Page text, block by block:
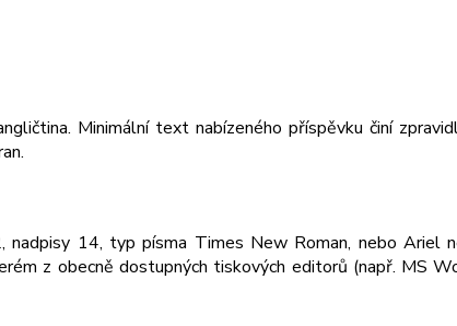
Minimální text nabízeného příspěvku činí
14, typ písma Times New Roman, nebo Ariel
z obecně dostupných tiskových editorů (např. MS